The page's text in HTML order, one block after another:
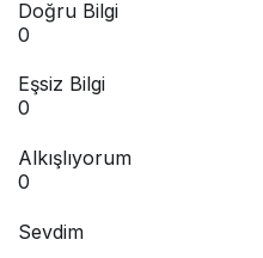
Doğru Bilgi
0
Eşsiz Bilgi
0
Alkışlıyorum
0
Sevdim